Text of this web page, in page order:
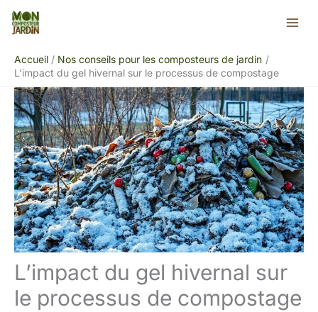
Aller
Accueil
Nos conseils pour les composteurs de jardin
L’impact du gel hivernal sur le processus de compostage
L’impact du gel hivernal sur
le processus de compostage
Rechercher